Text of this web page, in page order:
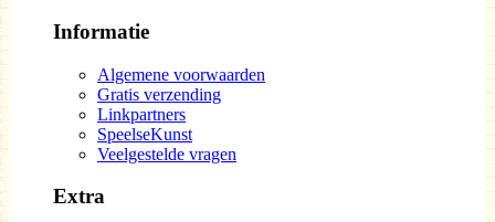
Informatie
Algemene voorwaarden
Gratis verzending
Linkpartners
SpeelseKunst
Veelgestelde vragen
Extra